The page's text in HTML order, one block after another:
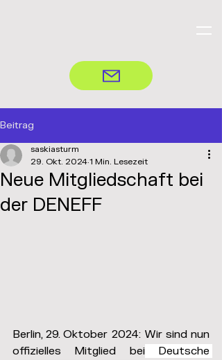
Beitrag
Neue Mitgliedschaft bei
der DENEFF
saskiasturm
29. Okt. 20241 Min. Lesezeit
Berlin, 29. Oktober 2024: Wir sind nun
offizielles Mitglied bei Deutsche